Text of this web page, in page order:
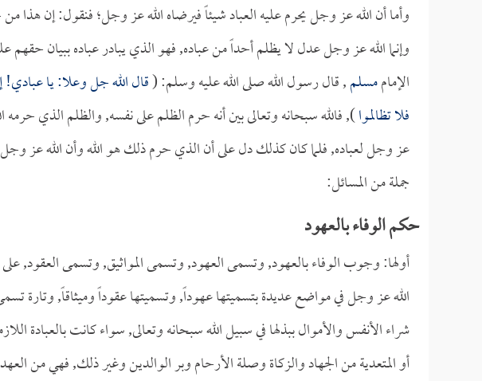
وأما أن الله عز وجل يحرم عليه العباد شيئاً فيرضاه الله عز وجل؛ فنقول: إن هذا
وإنما الله عز وجل عدل لا يظلم أحداً من عباده, فهو الذي يبادر عباده ببيان
الإماممسلم, قال رسول الله صلى الله عليه وسلم: (قال الله جل وعلا: يا
فلا تظالموا), فالله سبحانه وتعالى بين أنه حرم الظلم على نفسه, والظلم الذي
عز وجل لعباده, فلما كان كذلك دل على أن الذي حرم ذلك هو الله وأن الله عز وجل
جملة من المسائل:
حكم الوفاء بالعهود
أولها: وجوب الوفاء بالعهود, وتسمى العهود, وتسمى المواثيق, وتسمى العقود,
الله عز وجل في مواضع عديدة بتسميتها عهوداً, وتسميتها عقوداً وميثاقاً, وتارة
شراء الأنفس والأموال ببذلها في سبيل الله سبحانه وتعالى, سواء كانت بالعبادة
أو المتعدية من الجهاد والزكاة وصلة الأرحام وبر الوالدين وغير ذلك, فهي من